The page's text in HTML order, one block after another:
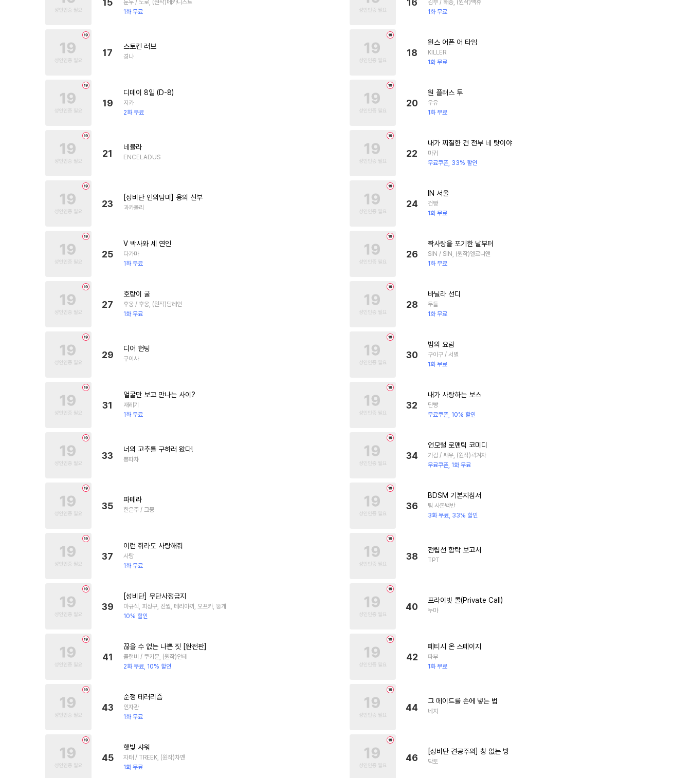
눈누 / 도로, (원작)메카니스트
1화 무료
김부 / 해송, (원작)백휴
1화 무료
17
스토킨 러브
경나 18
원스 어폰 어 타임
KILLER
1화 무료
19
디데이 8일 (D-8)
지카
2화 무료
20
원 플러스 투
우유
1화 무료
21
네뷸라
ENCELADUS 22
내가 찌질한 건 전부 네 탓이야
마귀
무료쿠폰, 33% 할인
23
[성비단 인외탐미] 용의 신부
과카몰리 24
IN 서울
건빵
1화 무료
25
V 박사와 세 연인
다가마
1화 무료
26
짝사랑을 포기한 날부터
SIN / SIN, (원작)엘르니앤
1화 무료
27
호랑이 굴
후웅 / 후웅, (원작)담레인
1화 무료
28
바닐라 선디
두들
1화 무료
29
디어 헌팅
구이사 30
범의 요람
구이구 / 서별
1화 무료
31
얼굴만 보고 만나는 사이?
재레기
1화 무료
32
내가 사랑하는 보스
단빵
무료쿠폰, 10% 할인
33
너의 고추를 구하러 왔다!
뽕파챠 34
언모럴 로맨틱 코미디
가감 / 쌔우, (원작)곽겨자
무료쿠폰, 1화 무료
35
파테라
한은주 / 크뭉 36
BDSM 기본지침서
팀 사돈백반
3화 무료, 33% 할인
37
이런 쥐라도 사랑해줘
사탕
1화 무료
38
전립선 함락 보고서
TPT
39
[성비단] 무단사정금지
마규식, 피상구, 진월, 테리야끼, 오프카, 뚱개
10% 할인
40
프라이빗 콜(Private Call)
누마
41
끊을 수 없는 나쁜 짓 [완전판]
플랜비 / 쿠키문, (원작)안테
2화 무료, 10% 할인
42
페티시 온 스테이지
파부
1화 무료
43
순정 테러리즘
인자관
1화 무료
44
그 메이드를 손에 넣는 법
네지
45
햇빛 샤워
자태 / TREEK, (원작)차옌
1화 무료
46
[성비단 견공주의] 창 없는 방
닥토